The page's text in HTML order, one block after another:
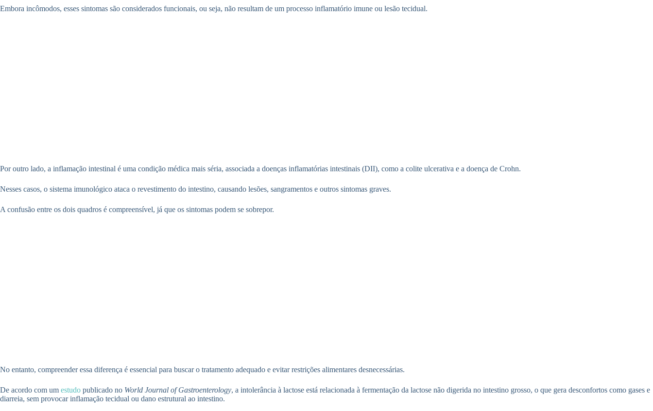
Embora incômodos, esses sintomas são considerados funcionais, ou seja, não resultam de um processo inflamatório imune ou lesão tecidual.
Por outro lado, a inflamação intestinal é uma condição médica mais séria, associada a doenças inflamatórias intestinais (DII), como a colite ulcerativa e a doença de Crohn.
Nesses casos, o sistema imunológico ataca o revestimento do intestino, causando lesões, sangramentos e outros sintomas graves.
A confusão entre os dois quadros é compreensível, já que os sintomas podem se sobrepor.
No entanto, compreender essa diferença é essencial para buscar o tratamento adequado e evitar restrições alimentares desnecessárias.
De acordo com um estudo publicado no World Journal of Gastroenterology, a intolerância à lactose está relacionada à fermentação da lactose não digerida no intestino grosso, o que gera desconfortos como gases e
diarreia, sem provocar inflamação tecidual ou dano estrutural ao intestino.